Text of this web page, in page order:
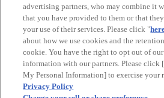
てください。
Do Not Sell or Share My
© All rights
advertising partners, who may combine it
that you have provided to them or that
your use of their services. Please click "
about how we use cookies and the
cookie. You have the right to opt out of
information with our partners. Please click
My Personal Information] to exercise your
Privacy Policy